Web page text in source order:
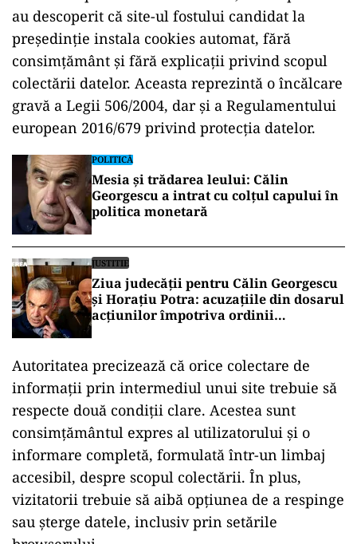
fost aplicată pentru că Georgescu nu a informat
persoanele care trimiteau mesaje prin
formularul de contact al site-ului că datele lor
sunt colectate. În perioada 6 decembrie 2024 – 3
aprilie 2025, acesta a stocat date precum nume,
prenume, e-mailuri și numere de telefon, fără
Date colectate fără consimțământ, în plină
campanie electorală
Ancheta a pornit de la o sesizare, iar inspectorii
au descoperit că site-ul fostului candidat la
președinție instala cookies automat, fără
consimțământ și fără explicații privind scopul
colectării datelor. Aceasta reprezintă o încălcare
gravă a Legii 506/2004, dar și a Regulamentului
european 2016/679 privind protecția datelor.
POLITICĂ
Mesia și trădarea leului: Călin
Georgescu a intrat cu colțul capului în
politica monetară
JUSTITIE
Ziua judecății pentru Călin Georgescu
și Horațiu Potra: acuzațiile din dosarul